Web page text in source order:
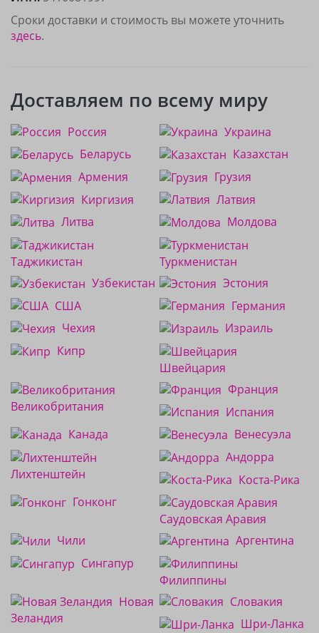
Сроки доставки и стоимость вы можете уточнить
здесь.
Доставляем по всему миру
Россия
Украина
Беларусь
Казахстан
Армения
Грузия
Киргизия
Латвия
Литва
Молдова
Таджикистан
Туркменистан
Узбекистан
Эстония
США
Германия
Чехия
Израиль
Кипр
Швейцария
Великобритания
Франция
Испания
Канада
Венесуэла
Лихтенштейн
Андорра
Коста-Рика
Гонконг
Саудовская Аравия
Чили
Аргентина
Сингапур
Филиппины
Новая
Зеландия
Словакия
Шри-Ланка